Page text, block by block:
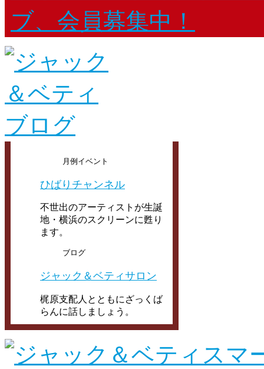
月例イベント
ひばりチャンネル
不世出のアーティストが生誕
地・横浜のスクリーンに甦り
ます。
ブログ
ジャック＆ベティサロン
梶原支配人とともにざっくば
らんに話しましょう。